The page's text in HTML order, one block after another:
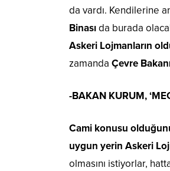
da vardı. Kendilerine
Binasıda burada
Askeri Lojmanların
zamanda Çevre
-BAKAN KURUM,
Cami konusu
uygun yerin Askeri
olmasını istiyorlar,